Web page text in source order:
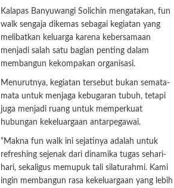
Kalapas Banyuwangi Solichin mengatakan, fun
walk sengaja dikemas sebagai kegiatan yang
melibatkan keluarga karena kebersamaan
menjadi salah satu bagian penting dalam
membangun kekompakan organisasi.
Menurutnya, kegiatan tersebut bukan semata-
mata untuk menjaga kebugaran tubuh, tetapi
juga menjadi ruang untuk memperkuat
hubungan kekeluargaan antarpegawai.
“Makna fun walk ini sejatinya adalah untuk
refreshing sejenak dari dinamika tugas sehari-
hari, sekaligus memupuk tali silaturahmi. Kami
ingin membangun rasa kekeluargaan yang lebih